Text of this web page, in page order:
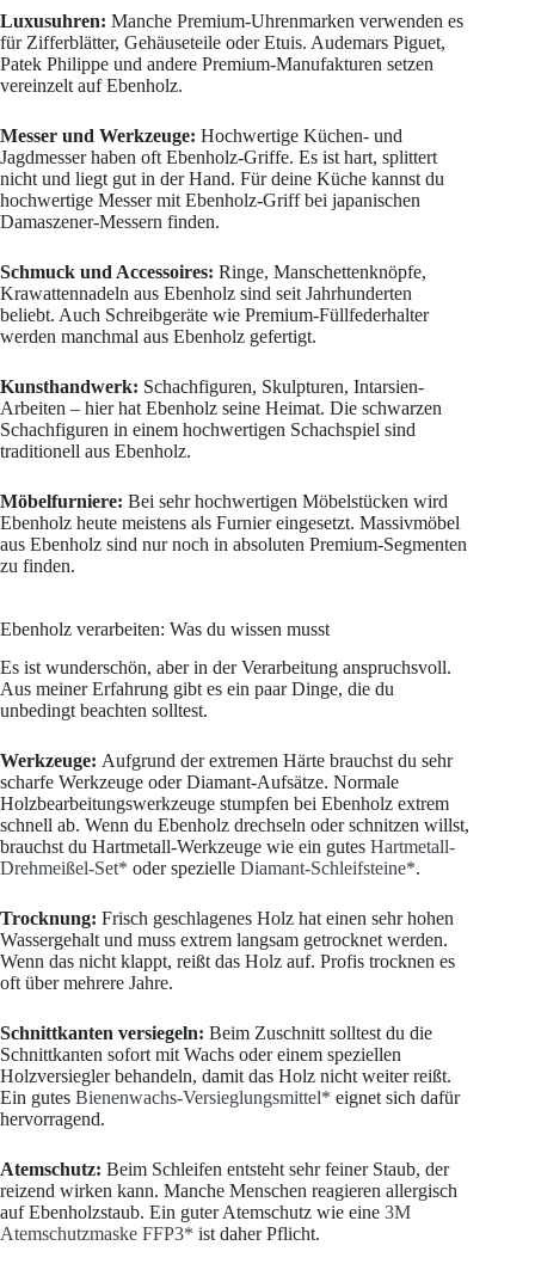
Luxusuhren: Manche Premium-Uhrenmarken verwenden es
für Zifferblätter, Gehäuseteile oder Etuis. Audemars Piguet,
Patek Philippe und andere Premium-Manufakturen setzen
vereinzelt auf Ebenholz.
Messer und Werkzeuge: Hochwertige Küchen- und
Jagdmesser haben oft Ebenholz-Griffe. Es ist hart, splittert
nicht und liegt gut in der Hand. Für deine Küche kannst du
hochwertige Messer mit Ebenholz-Griff bei japanischen
Damaszener-Messern finden.
Schmuck und Accessoires: Ringe, Manschettenknöpfe,
Krawattennadeln aus Ebenholz sind seit Jahrhunderten
beliebt. Auch Schreibgeräte wie Premium-Füllfederhalter
werden manchmal aus Ebenholz gefertigt.
Kunsthandwerk: Schachfiguren, Skulpturen, Intarsien-
Arbeiten – hier hat Ebenholz seine Heimat. Die schwarzen
Schachfiguren in einem hochwertigen Schachspiel sind
traditionell aus Ebenholz.
Möbelfurniere: Bei sehr hochwertigen Möbelstücken wird
Ebenholz heute meistens als Furnier eingesetzt. Massivmöbel
aus Ebenholz sind nur noch in absoluten Premium-Segmenten
zu finden.
Ebenholz verarbeiten: Was du wissen musst
Es ist wunderschön, aber in der Verarbeitung anspruchsvoll.
Aus meiner Erfahrung gibt es ein paar Dinge, die du
unbedingt beachten solltest.
Werkzeuge: Aufgrund der extremen Härte brauchst du sehr
scharfe Werkzeuge oder Diamant-Aufsätze. Normale
Holzbearbeitungswerkzeuge stumpfen bei Ebenholz extrem
schnell ab. Wenn du Ebenholz drechseln oder schnitzen willst,
brauchst du Hartmetall-Werkzeuge wie ein gutes Hartmetall-
Drehmeißel-Set* oder spezielle Diamant-Schleifsteine*.
Trocknung: Frisch geschlagenes Holz hat einen sehr hohen
Wassergehalt und muss extrem langsam getrocknet werden.
Wenn das nicht klappt, reißt das Holz auf. Profis trocknen es
oft über mehrere Jahre.
Schnittkanten versiegeln: Beim Zuschnitt solltest du die
Schnittkanten sofort mit Wachs oder einem speziellen
Holzversiegler behandeln, damit das Holz nicht weiter reißt.
Ein gutes Bienenwachs-Versieglungsmittel* eignet sich dafür
hervorragend.
Atemschutz: Beim Schleifen entsteht sehr feiner Staub, der
reizend wirken kann. Manche Menschen reagieren allergisch
auf Ebenholzstaub. Ein guter Atemschutz wie eine 3M
Atemschutzmaske FFP3* ist daher Pflicht.